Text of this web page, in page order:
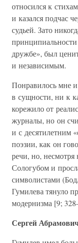
относился к
и казался подчас
судьей. Зато
дружбе», был
и независимым.
Понравилось мне
в сущности, ни к
корежило от
журналы, но он
и с десятилетним
поэзии, как он
речи, но,
Сологубом и
символистами
Гумилева тянуло
модернизма [9;
Сергей